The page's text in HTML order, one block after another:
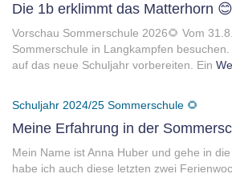
Die 1b erklimmt das Matterhorn 😊
Vorschau Sommerschule 2026🌻 Vom
Sommerschule in Langkampfen
auf das neue Schuljahr vorbereiten. Ein
Schuljahr 2024/25 Sommerschule 🌻
Meine Erfahrung in der
Mein Name ist Anna Huber und gehe in
habe ich auch diese letzten zwei